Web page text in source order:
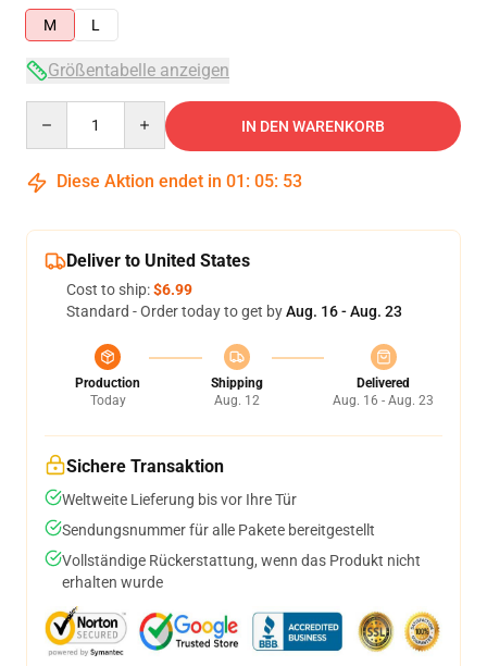
M
L
Größentabelle anzeigen
IN DEN WARENKORB
Diese Aktion endet in 01 : 05: 52
Deliver to United States
Cost to ship:$6.99
Standard - Order today to get byAug. 16 - Aug. 23
Production
Today
Shipping
Aug. 12
Delivered
Aug. 16 - Aug. 23
Sichere Transaktion
Weltweite Lieferung bis vor Ihre Tür
Sendungsnummer für alle Pakete bereitgestellt
Vollständige Rückerstattung, wenn das Produkt nicht
erhalten wurde